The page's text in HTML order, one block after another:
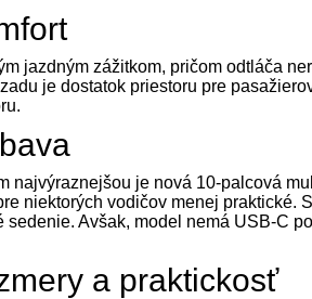
jazdným zážitkom, pričom odtláča
je dostatok priestoru pre
najvýraznejšou je nová 10-palcová
niektorých vodičov menej praktické.
Avšak, model nemá USB-C
a praktickosť